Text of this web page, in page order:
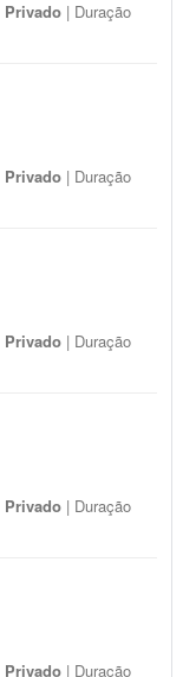
Privado | Duração
Privado | Duração
Privado | Duração
Privado | Duração
Privado | Duração